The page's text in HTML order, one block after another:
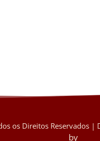
os Direitos Reservados |
by